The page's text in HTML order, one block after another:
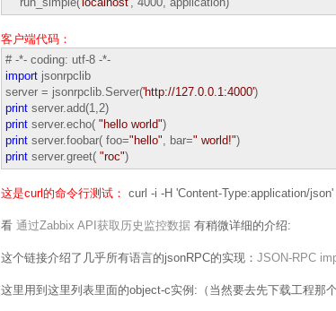
客户端代码：
# -*- coding: utf-8 -*-
import jsonrpclib
server = jsonrpclib.Server('http://127.0.0.1:4000')
print server.add(1,2)
print server.echo( " hello world")
print server.foobar( foo=" hello", bar=" world!")
print server.greet( "roc")
这是curl的命令行测试： curl -i -H 'Content-Type:application/
看 通过Zabbix API获取历史监控数据 有稍微详细的介绍:
这个链接介绍了几乎所有语言的jsonRPC的实现： JSON-RPC
这里用到这里列表里面的object-c实例:（当然要去先下载工程那个